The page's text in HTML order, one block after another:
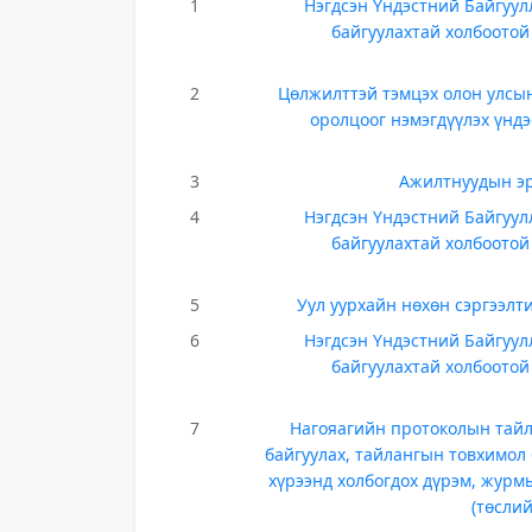
1
Нэгдсэн Үндэстний
байгуулахтай
2
Цөлжилттэй тэмцэх олон
оролцоог нэмэгдүүлэх
3
Ажилтнуудын
4
Нэгдсэн Үндэстний
байгуулахтай
5
Уул уурхайн нөхөн
6
Нэгдсэн Үндэстний
байгуулахтай
7
Нагояагийн протоколын
байгуулах, тайлангын
хүрээнд холбогдох дүрэм,